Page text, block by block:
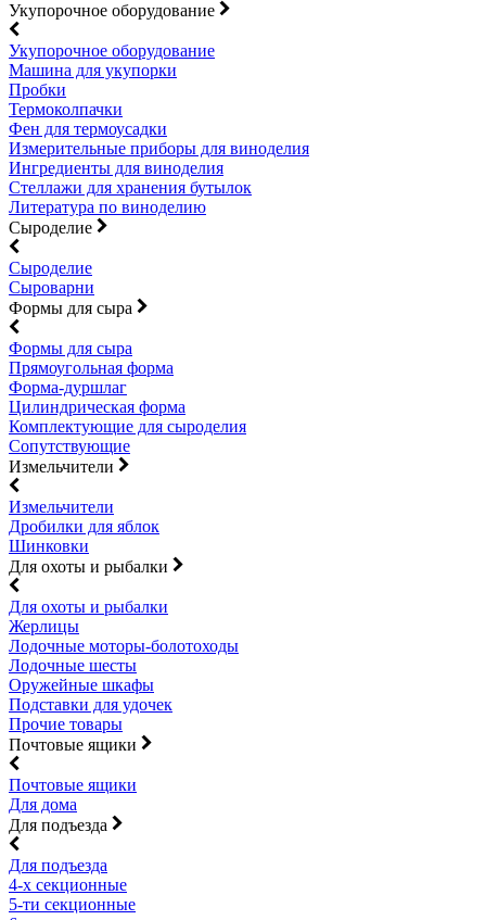
Укупорочное оборудование
Укупорочное оборудование
Машина для укупорки
Пробки
Термоколпачки
Фен для термоусадки
Измерительные приборы для виноделия
Ингредиенты для виноделия
Стеллажи для хранения бутылок
Литература по виноделию
Сыроделие
Сыроделие
Сыроварни
Формы для сыра
Формы для сыра
Прямоугольная форма
Форма-дуршлаг
Цилиндрическая форма
Комплектующие для сыроделия
Сопутствующие
Измельчители
Измельчители
Дробилки для яблок
Шинковки
Для охоты и рыбалки
Для охоты и рыбалки
Жерлицы
Лодочные моторы-болотоходы
Лодочные шесты
Оружейные шкафы
Подставки для удочек
Прочие товары
Почтовые ящики
Почтовые ящики
Для дома
Для подъезда
Для подъезда
4-х секционные
5-ти секционные